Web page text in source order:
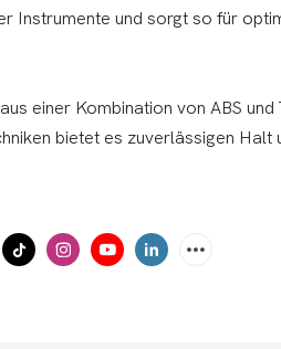
Instrumente und sorgt so für
einer Kombination von ABS
bietet es zuverlässigen Halt